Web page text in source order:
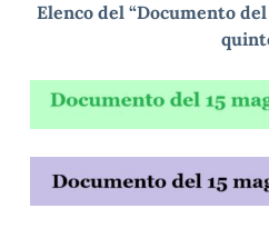
Elenco del “Documento